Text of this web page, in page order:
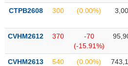
CTPB2608 300 (0.00%)
CVHM2612 370
-70
(-15.91%)
CVHM2613 540 (0.00%)
đầu
tư
Truyền